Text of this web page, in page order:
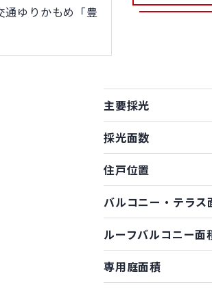
通ゆりかもめ「豊
主要採光
採光面数
住戸位置
バルコニー・テラス
ルーフバルコニー面
専用庭面積